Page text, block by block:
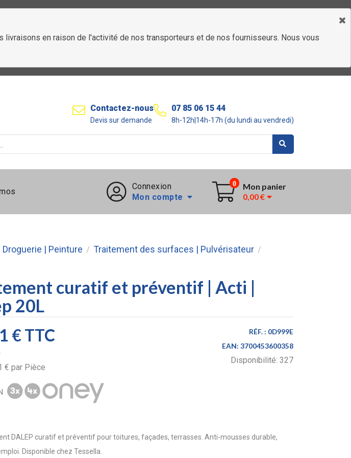
en raison de l'activité de nos transporteurs et de nos fournisseurs. Nous vous
Contactez-nous
Devis sur demande
07 85 06 15 44
8h-12h|14h-17h (du lundi au vendredi)
Connexion
Mon compte
0
Mon panier
0,00 €
Droguerie | Peinture / Traitement des surfaces | Pulvérisateur /
curatif et préventif | Acti |
20L
€TTC
€ par Pièce
RÉF. : 0D999E
EAN:3700453600358
Disponibilité:327
DALEP curatif et préventif pour toitures, façades, terrasses. Anti-mousses durable,
Disponible chez Tessella.